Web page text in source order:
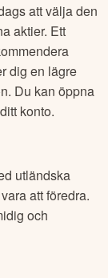
att välja den
aktier. Ett
dig en lägre
Du kan öppna
konto.
utländska
att föredra.
och